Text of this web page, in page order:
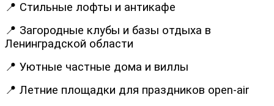
📍 Стильные лофты и антикафе
📍 Загородные клубы и базы отдыха в
Ленинградской области
📍 Уютные частные дома и виллы
📍 Летние площадки для праздников open-air